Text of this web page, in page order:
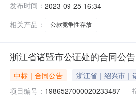
考评管理办法实施细则》（
加投标。一、招标项目名称浙
发布时间： 2023-09-25 16:34
相关产品：
公款竞争性存放
浙江省诸暨市公证处的合同公告
中标｜合同公告 浙江省｜绍兴市｜
项目编号： 1986527000020233487